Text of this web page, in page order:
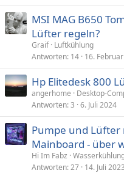
MSI MAG B650
Lüfter regeln?
Graif Luftkühlung
Antworten 14 16.
Hp Elitedesk 800
angerhome
Desktop-
Antworten 3 6. Juli 2024
Pumpe und Lüfter
Mainboard - über
Hi Im Fabz
Antworten 27 14. Juli 2023